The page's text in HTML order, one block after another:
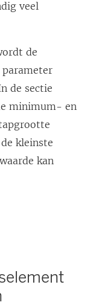
veel
de
parameter
de sectie
minimum- en
kleinste
kan